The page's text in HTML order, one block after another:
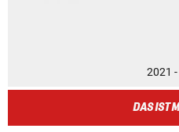
2021
DAS IST